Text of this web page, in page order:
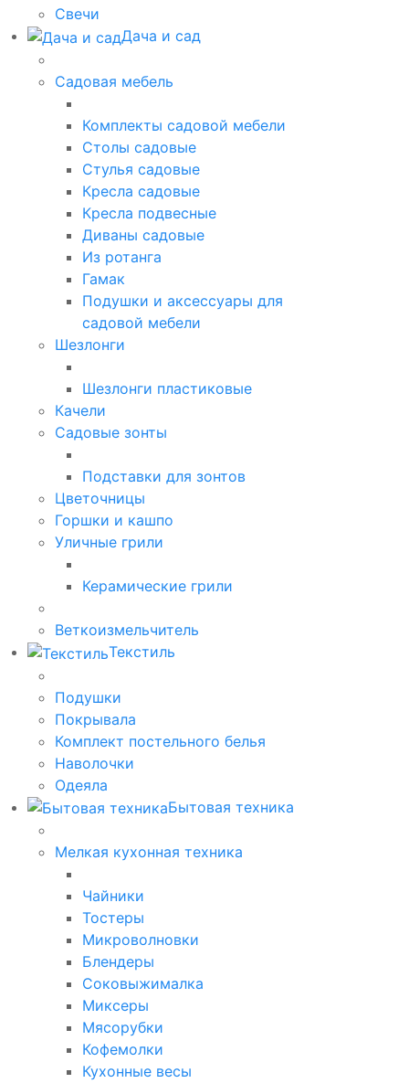
Свечи
Дача и сад
Садовая мебель
Комплекты садовой мебели
Столы садовые
Стулья садовые
Кресла садовые
Кресла подвесные
Диваны садовые
Из ротанга
Гамак
Подушки и аксессуары для
садовой мебели
Шезлонги
Шезлонги пластиковые
Качели
Садовые зонты
Подставки для зонтов
Цветочницы
Горшки и кашпо
Уличные грили
Керамические грили
Веткоизмельчитель
Текстиль
Подушки
Покрывала
Комплект постельного белья
Наволочки
Одеяла
Бытовая техника
Мелкая кухонная техника
Чайники
Тостеры
Микроволновки
Блендеры
Соковыжималка
Миксеры
Мясорубки
Кофемолки
Кухонные весы